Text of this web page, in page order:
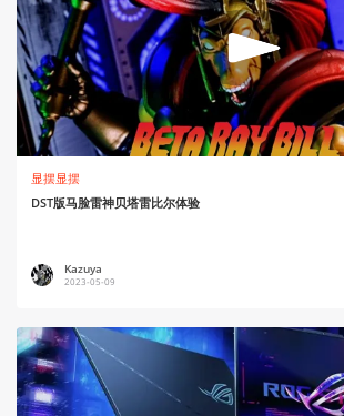
显摆显摆
DST版马脸雷神贝塔雷比尔体验
Kazuya
2023-05-09